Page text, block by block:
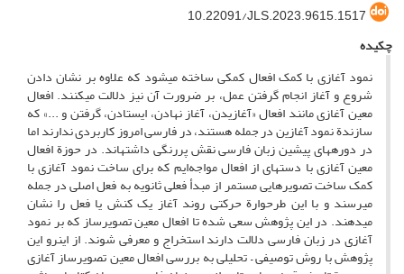
10.22091/JLS.2023.9615.1517
چکیده
نمود آغازی با کمک افعال کمکی ساخته می‏شود که علاوه بر نشان دادن
شروع و آغاز انجام گرفتن عمل، بر ضرورت آن نیز دلالت می‏کنند. افعال
معین آغازی مانند افعال «آغازیدن، آغاز نهادن، ایستادن، گرفتن و ...» که
سازندة نمود آغازین در جمله هستند، در فارسی امروز کاربردی ندارند اما
در دوره‏های پیشین زبان فارسی نقش پررنگی داشته‏اند. در حوزة افعال
معین آغازی با دسته‏ای از افعال مواجه‌‌ایم که برای ساخت نمود آغازی با
کمک ساخت تصویرهایی مستمر از مبدأ فعلی ثانویه به فعل اصلی در جمله
می‏رسند و با این طرحوارة حرکتی روند آغاز یک کنش یا فعل را نشان
می‏دهند. در این پژوهش سعی شده تا افعال معین تصویرساز که بر نمود
آغازی در زبان فارسی دلالت دارند استخراج و معرفی شوند. از این‏رو این
پژوهش با روش توصیفی – تحلیلی به بررسی افعال معین تصویرساز آغازی